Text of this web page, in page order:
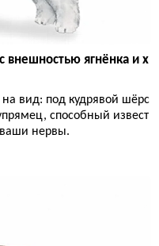
внешностью ягнёнка и х
вид: под кудрявой шёрс
способный извест
ваши нервы.